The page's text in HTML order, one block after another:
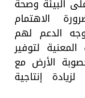
البيئة وصحة
الاهتمام
الدعم لهم
لتوفير
الأرض مع
إنتاجية